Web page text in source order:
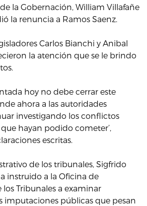
la Gobernación, William Villafañe
la renuncia a Ramos Saenz.
Carlos Bianchi y Anibal
la atención que se le brindo
hoy no debe cerrar este
ahora a las autoridades
investigando los conflictos
hayan podido cometer’,
escritas.
de los tribunales, Sigfrido
instruido a la Oficina de
Tribunales a examinar
imputaciones públicas que pesan